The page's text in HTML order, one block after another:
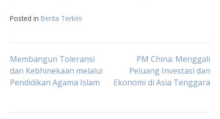
Posted in Berita Terkini
Post
navigation
Membangun Toleransi
dan Kebhinekaan melalui
Pendidikan Agama Islam
PM China: Menggali
Peluang Investasi dan
Ekonomi di Asia Tenggara